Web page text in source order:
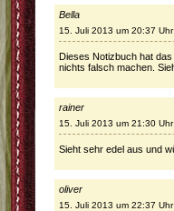
Bella
15. Juli 2013 um 20:37 Uhr
Dieses Notizbuch hat
nichts falsch machen.
rainer
15. Juli 2013 um 21:30 Uhr
Sieht sehr edel aus und
oliver
15. Juli 2013 um 22:37 Uhr